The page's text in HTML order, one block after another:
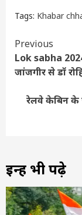
Tags: Khabar
Continue
Previous
Lok sabha
जांजगीर से डॉ
रेलवे केबिन के
इन्हें भी पढ़े